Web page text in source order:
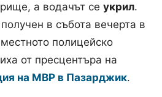
а водачът се укрил.
в събота вечерта в
полицейско
от пресцентъра на
на МВР в Пазарджик.